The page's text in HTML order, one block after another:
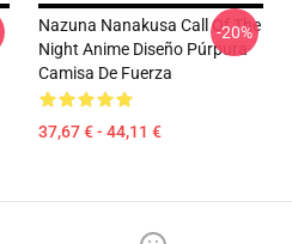
Nazuna Nanakusa Call Of The
Night Anime Diseño Púrpura
Camisa De Fuerza
37,67 € - 44,11 €
-20%